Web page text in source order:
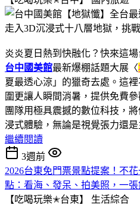
炎炎夏日熱到快融化？快來這
台中國美館最新爆棚話題大展〈
夏最透心涼」的獵奇去處。這
圍更讓人瞬間消暑，提供免費
團隊用極具震撼的數位科技，
浸式體驗，無論是視覺張力還
繼續閱讀
3週前
2026台東免門票景點提案！不
點：看海、發呆、拍美照，一張
【吃喝玩樂✭台東】 生活綜合